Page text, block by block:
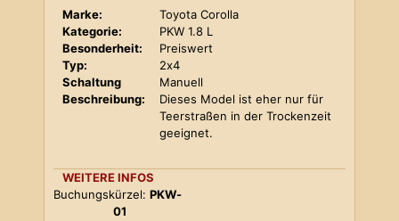
Marke:
Toyota Corolla
Kategorie:
PKW 1.8 L
Besonderheit:
Preiswert
Typ:
2x4
Schaltung
Manuell
Beschreibung:
Dieses Model ist eher nur für
Teerstraßen in der Trockenzeit
geeignet.
WEITERE INFOS
Buchungskürzel: PKW-
01